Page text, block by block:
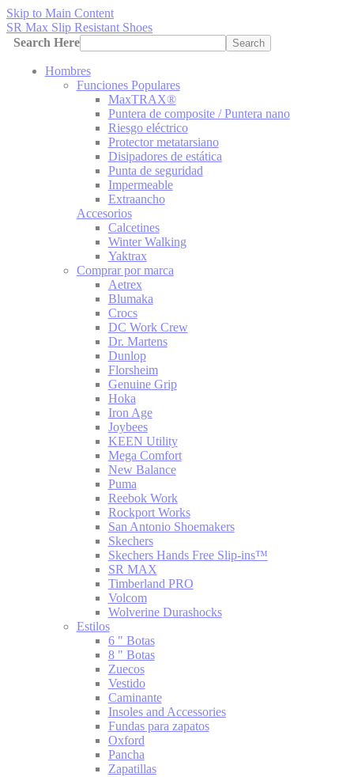
Skip to Main Content
SR Max Slip Resistant Shoes
Search Here
Search
Hombres
Funciones Populares
MaxTRAX®
Puntera de composite / Puntera nano
Riesgo eléctrico
Protector metatarsiano
Disipadores de estática
Punta de seguridad
Impermeable
Extraancho
Accesorios
Calcetines
Winter Walking
Yaktrax
Comprar por marca
Aetrex
Blumaka
Crocs
DC Work Crew
Dr. Martens
Dunlop
Florsheim
Genuine Grip
Hoka
Iron Age
Joybees
KEEN Utility
Mega Comfort
New Balance
Puma
Reebok Work
Rockport Works
San Antonio Shoemakers
Skechers
Skechers Hands Free Slip-ins™
SR MAX
Timberland PRO
Volcom
Wolverine Durashocks
Estilos
6 " Botas
8 " Botas
Zuecos
Vestido
Caminante
Insoles and Accessories
Fundas para zapatos
Oxford
Pancha
Zapatillas